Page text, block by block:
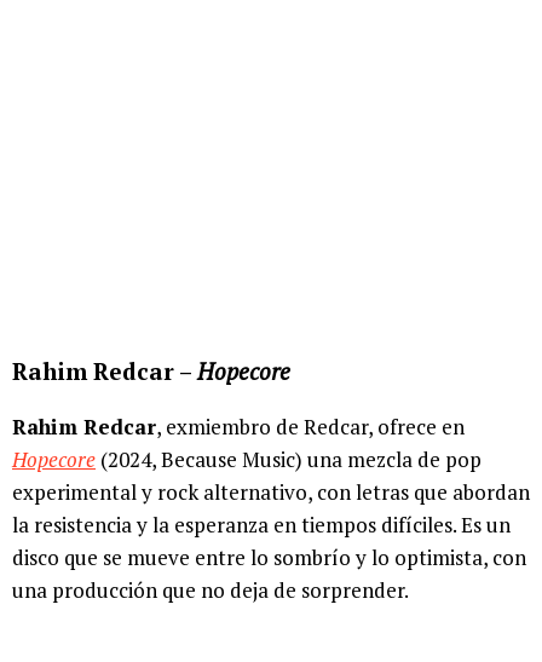
Rahim Redcar –Hopecore
Rahim Redcar, exmiembro de Redcar, ofrece en
Hopecore (2024, Because Music) una mezcla de pop
experimental y rock alternativo, con letras que abordan
la resistencia y la esperanza en tiempos difíciles. Es un
disco que se mueve entre lo sombrío y lo optimista, con
una producción que no deja de sorprender.